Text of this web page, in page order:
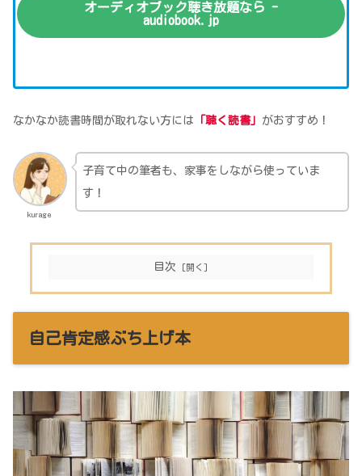
オーディオブック聴き放題なら -
audiobook.jp
なかなか読書時間が取れない方には 「聴く読書」 がおすすめ！
kurage
子育て中の筆者も、家事をしながら使っていま
す！
目次
自己肯定感ぶち上げ本